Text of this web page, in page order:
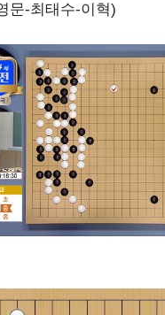
문-최태수-이혁)